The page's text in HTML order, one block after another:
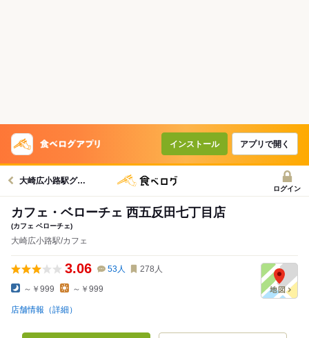
インストール アプリで開く
大崎広小路駅グルメへ
ログイン
カフェ・ベローチェ 西五反田七丁目店
(カフェ ベローチェ)
大崎広小路駅/カフェ
3.06 53人 278 人
～￥999 ～￥999
店舗情報（詳細）